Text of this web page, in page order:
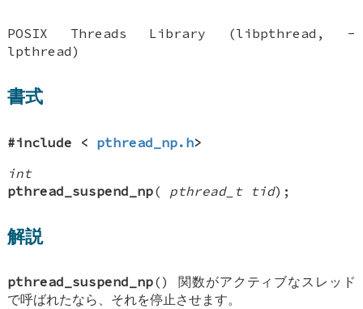
POSIX Threads Library (libpthread, -
lpthread)
書式
#include < pthread_np.h>
int
pthread_suspend_np( pthread_t tid);
解説
pthread_suspend_np() 関数がアクティブなスレッド
で呼ばれたなら、それを停止させます。